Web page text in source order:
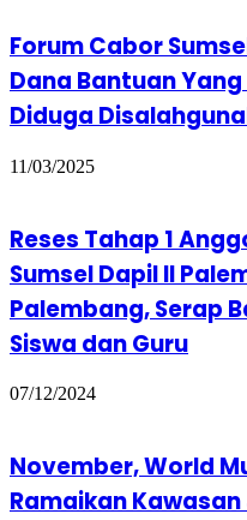
Forum Cabor
Dana Bantuan
Diduga
11/03/2025
Reses Tahap 1
Sumsel Dapil II
Palembang, Serap
Siswa dan Guru
07/12/2024
November, World
Ramaikan